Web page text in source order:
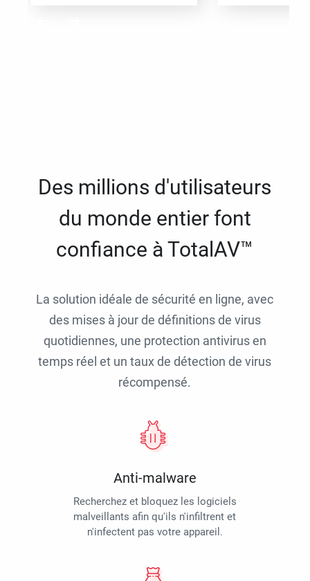
Des millions d'utilisateurs
du monde entier font
confiance à TotalAV™
La solution idéale de sécurité en ligne, avec
des mises à jour de définitions de virus
quotidiennes, une protection antivirus en
temps réel et un taux de détection de virus
récompensé.
Anti-malware
Recherchez et bloquez les logiciels
malveillants afin qu'ils n'infiltrent et
n'infectent pas votre appareil.